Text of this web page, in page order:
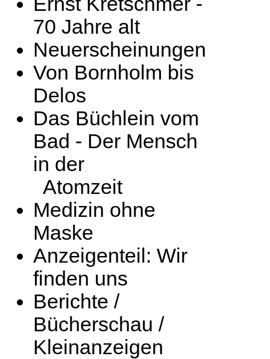
70 Jahre alt
Neuerscheinungen
Von Bornholm bis
Delos
Das Büchlein vom
Bad - Der Mensch
in der
Atomzeit
Medizin ohne
Maske
Anzeigenteil: Wir
finden uns
Berichte /
Bücherschau /
Kleinanzeigen